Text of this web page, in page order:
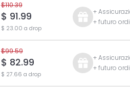
$110.39
$ 91.99
$ 23.00 a drop
+
+ futuro
$99.59
$ 82.99
$ 27.66 a drop
+
+ futuro